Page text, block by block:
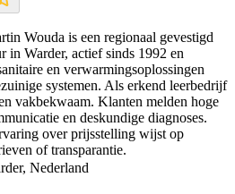
Wouda is een regionaal gevestigd
in Warder, actief sinds 1992 en
en verwarmingsoplossingen
systemen. Als erkend leerbedrijf
vakbekwaam. Klanten melden hoge
en deskundige diagnoses.
over prijsstelling wijst op
of transparantie.
Nederland